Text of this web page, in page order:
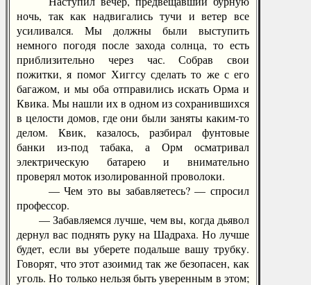
ночь, так как надвигались тучи и ветер все
усиливался. Мы должны были выступить
немного погодя после захода солнца, то есть
приблизительно через час. Собрав свои
пожитки, я помог Хиггсу сделать то же с его
багажом, и мы оба отправились искать Орма и
Квика. Мы нашли их в одном из сохранившихся
в целости домов, где они были заняты каким-то
делом. Квик, казалось, разбирал фунтовые
банки из-под табака, а Орм осматривал
электрическую батарею и внимательно
проверял моток изолированной проволоки.
— Чем это вы забавляетесь? — спросил
профессор.
— Забавляемся лучше, чем вы, когда дьявол
дернул вас поднять руку на Шадраха. Но лучше
будет, если вы уберете подальше вашу трубку.
Говорят, что этот азоимид так же безопасен, как
уголь. Но только нельзя быть уверенным в этом;